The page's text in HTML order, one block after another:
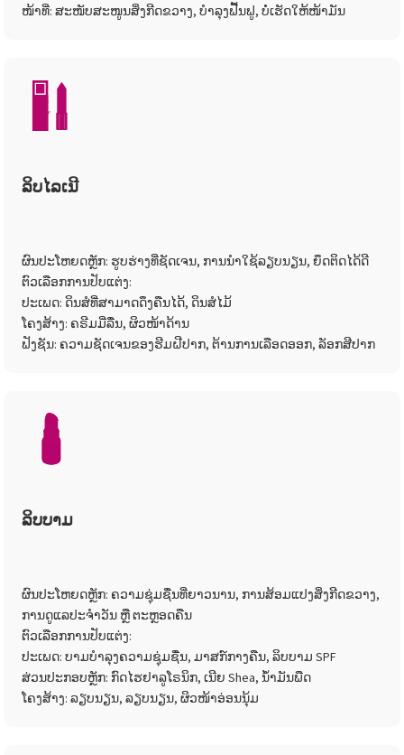
ໜ້າທີ່: ສະໜັບສະໜູນສິ່ງກີດຂວາງ, ບຳລຸງຟື້ນຟູ, ບໍ່ເຮັດໃຫ້ໜ້າມັນ
ລິບໄລເນີ
ຜົນປະໂຫຍດຫຼັກ: ຮູບຮ່າງທີ່ຊັດເຈນ, ການນຳໃຊ້ລຽບນຽນ, ຍຶດຕິດໄດ້ດີ
ຕົວເລືອກການປັບແຕ່ງ:
ປະເພດ: ດິນສໍທີ່ສາມາດດຶງຄືນໄດ້, ດິນສໍໄມ້
ໂຄງສ້າງ: ຄຣີມມີ່ລື່ນ, ຜິວໜ້າດ້ານ
ຟັງຊັນ: ຄວາມຊັດເຈນຂອງຮີມຝີປາກ, ຕ້ານການເລືອດອອກ, ລັອກສີປາກ
ລິບບາມ
ຜົນປະໂຫຍດຫຼັກ: ຄວາມຊຸ່ມຊື່ນທີ່ຍາວນານ, ການສ້ອມແປງສິ່ງກີດຂວາງ,
ການດູແລປະຈຳວັນ ຫຼື ຕະຫຼອດຄືນ
ຕົວເລືອກການປັບແຕ່ງ:
ປະເພດ: ບາມບຳລຸງຄວາມຊຸ່ມຊື່ນ, ມາສກ໌ກາງຄືນ, ລິບບາມ SPF
ສ່ວນປະກອບຫຼັກ: ກົດໄຮຢາລູໂຣນິກ, ເນີຍ Shea, ນ້ຳມັນພືດ
ໂຄງສ້າງ: ລຽບນຽນ, ລຽບນຽນ, ຜິວໜ້າອ່ອນນຸ້ມ